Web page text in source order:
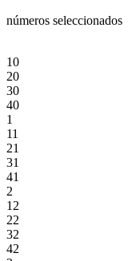
números seleccionados
10
20
30
40
1
11
21
31
41
2
12
22
32
42